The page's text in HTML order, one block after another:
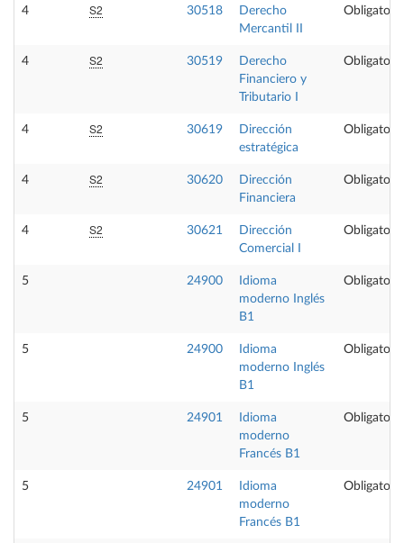
4 S2 30518
Derecho
Mercantil II
Obligatoria
4 S2 30519
Derecho
Financiero y
Tributario I
Obligatoria
4 S2 30619
Dirección
estratégica
Obligatoria
4 S2 30620
Dirección
Financiera
Obligatoria
4 S2 30621
Dirección
Comercial I
Obligatoria
5 24900
Idioma
moderno Inglés
B1
Obligatoria
5 24900
Idioma
moderno Inglés
B1
Obligatoria
5 24901
Idioma
moderno
Francés B1
Obligatoria
5 24901
Idioma
moderno
Francés B1
Obligatoria